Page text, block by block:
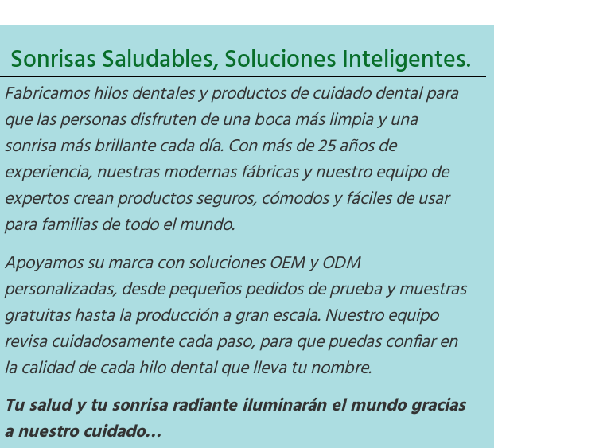
Sonrisas Saludables, Soluciones Inteligentes.
Fabricamos hilos dentales y productos de cuidado dental para
que las personas disfruten de una boca más limpia y una
sonrisa más brillante cada día. Con más de 25 años de
experiencia, nuestras modernas fábricas y nuestro equipo de
expertos crean productos seguros, cómodos y fáciles de usar
para familias de todo el mundo.
Apoyamos su marca con soluciones OEM y ODM
personalizadas, desde pequeños pedidos de prueba y muestras
gratuitas hasta la producción a gran escala. Nuestro equipo
revisa cuidadosamente cada paso, para que puedas confiar en
la calidad de cada hilo dental que lleva tu nombre.
Tu salud y tu sonrisa radiante iluminarán el mundo gracias
a nuestro cuidado…